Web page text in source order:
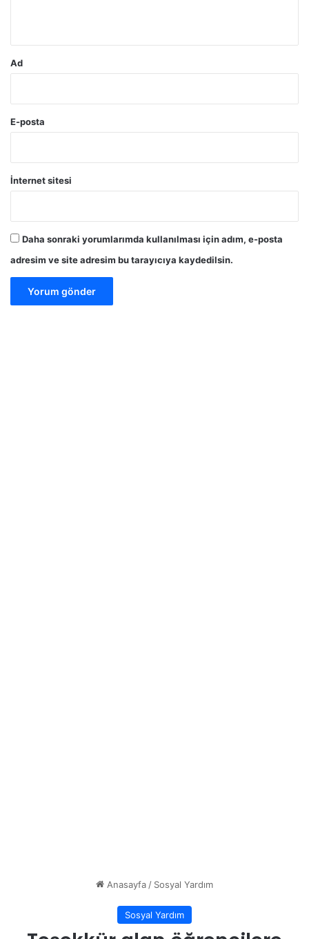
Ad
E-posta
İnternet sitesi
Daha sonraki yorumlarımda kullanılması için adım, e-posta
adresim ve site adresim bu tarayıcıya kaydedilsin.